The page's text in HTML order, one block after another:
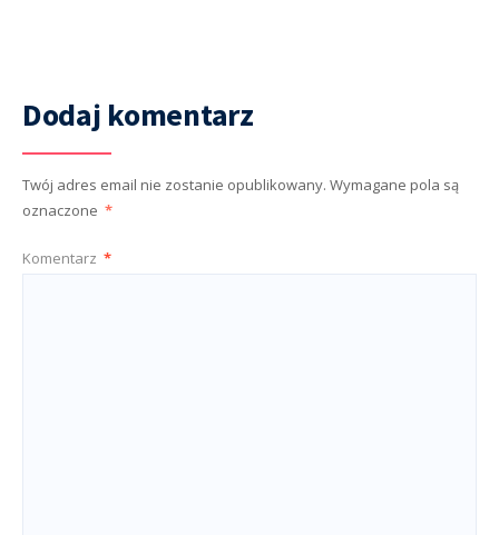
Dodaj komentarz
Twój adres email nie zostanie opublikowany. Wymagane pola są
oznaczone *
Komentarz *